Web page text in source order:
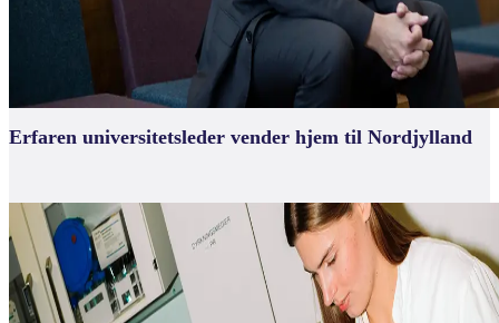
Erfaren universitetsleder vender hjem til Nordjylland